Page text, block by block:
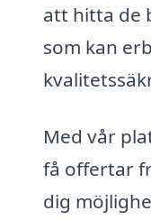
att hitta de
som kan
Med vår
få offertar
dig